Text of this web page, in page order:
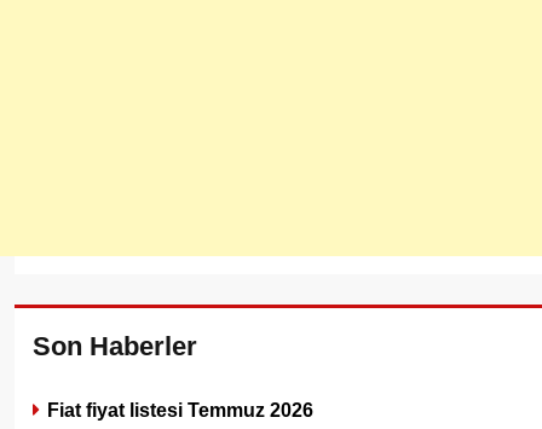
Son Haberler
Fiat fiyat listesi Temmuz 2026